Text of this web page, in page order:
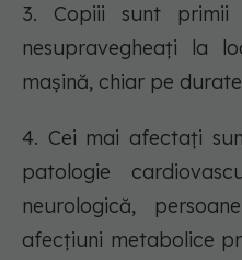
3. Copiii sunt
nesupravegheați la
mașină, chiar pe
4. Cei mai afectați
patologie
neurologică,
afecțiuni metabolice